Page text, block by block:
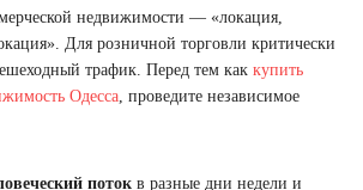
недвижимости — «локация,
Для розничной торговли критически
трафик. Перед тем как купить
Одесса , проведите независимое
поток в разные дни недели и